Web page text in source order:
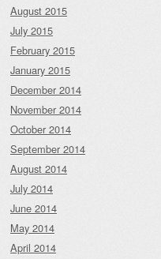
August 2015
July 2015
February 2015
January 2015
December 2014
November 2014
October 2014
September 2014
August 2014
July 2014
June 2014
May 2014
April 2014